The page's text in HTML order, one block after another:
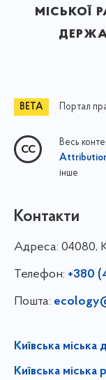
міської
Портал
Весь
інше
Контакти
Адреса: 04080,
Телефон: +380
Пошта:
Київська міська
Київська міська